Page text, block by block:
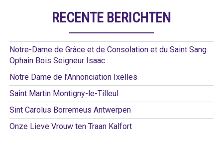
RECENTE BERICHTEN
Notre-Dame de Grâce et de Consolation et du Saint Sang
Ophain Bois Seigneur Isaac
Notre Dame de l’Annonciation Ixelles
Saint Martin Montigny-le-Tilleul
Sint Carolus Borremeus Antwerpen
Onze Lieve Vrouw ten Traan Kalfort